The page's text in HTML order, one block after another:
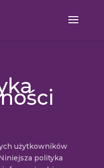
użytkowników
polityka